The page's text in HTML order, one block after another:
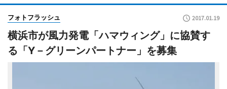
フォトフラッシュ 2017.01.19
横浜市が風力発電「ハマウィング」に協賛す
る「Y－グリーンパートナー」を募集